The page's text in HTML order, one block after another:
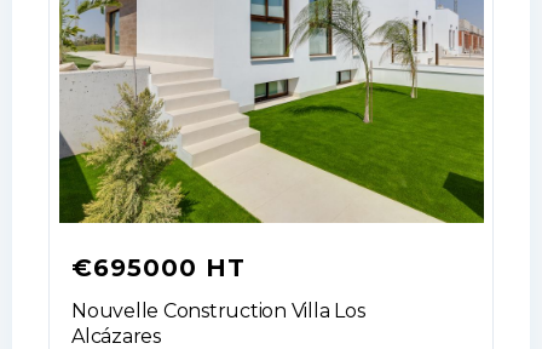
€695000 HT
Nouvelle Construction Villa Los
Alcázares
Log In
Don't have an account?Sign Up
Username